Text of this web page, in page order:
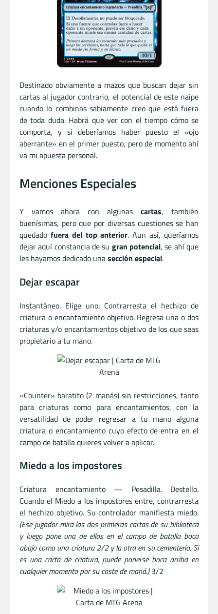
Destinado obviamente a mazos que buscan dejar sin
cartas al jugador contrario, el potencial de este naipe
cuando lo combinas sabiamente creo que está fuera
de toda duda. Habrá que ver con el tiempo cómo se
comporta, y si deberíamos haber puesto el «ojo
aberrante» en el primer puesto, pero de momento ahí
va mi apuesta personal.
Menciones Especiales
Y vamos ahora con algunas cartas, también
buenísimas, pero que por diversas cuestiones se han
quedado fuera del top anterior. Aun así, queríamos
dejar aquí constancia de su gran potencial, se ahí que
les hayamos dedicado unasección especial.
Dejar escapar
Instantáneo. Elige uno: Contrarresta el hechizo de
criatura o encantamiento objetivo. Regresa una o dos
criaturas y/o encantamientos objetivo de los que seas
propietario a tu mano.
«Counter» baratito (2 manás) sin restricciones, tanto
para criaturas como para encantamientos, con la
versatilidad de poder regresar a tu mano alguna
criatura o encantamiento cuyo efecto de entra en el
campo de batalla quieres volver a aplicar.
Miedo a los impostores
Criatura encantamiento — Pesadilla. Destello.
Cuando el Miedo a los impostores entre, contrarresta
el hechizo objetivo. Su controlador manifiesta miedo.
(Ese jugador mira las dos primeras cartas de su biblioteca
y luego pone una de ellas en el campo de batalla boca
abajo como una criatura 2/2 y la otra en su cementerio. Si
es una carta de criatura, puede ponerse boca arriba en
cualquier momento por su coste de maná.)3/2